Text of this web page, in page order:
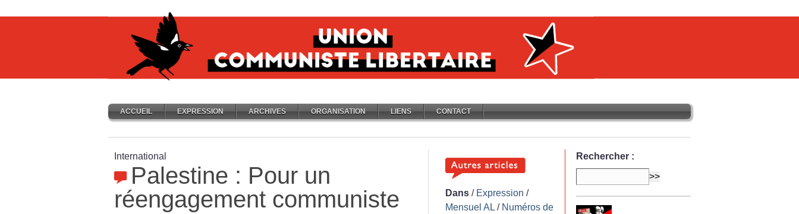
ACCUEIL EXPRESSION ARCHIVES ORGANISATION LIENS CONTACT
International
Palestine : Pour un
réengagement communiste
Dans / Expression /
Mensuel AL / Numéros de
Rechercher :